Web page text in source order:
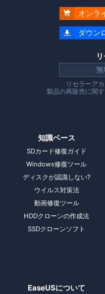
 オンラ
 ダウン
リセラーア
製品の再販売に関
知識ベース
SDカード修復ガイド
Windows修復ツール
ディスクが認識しない?
ウイルス対策法
動画修復ツール
HDDクローンの作成法
SSDクローンソフト
EaseUSについて